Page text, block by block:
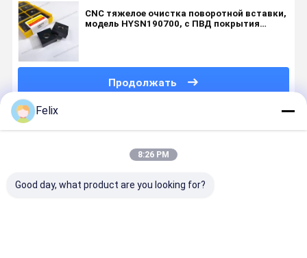
CNC тяжелое очистка поворотной вставки,
модель HYSN190700, с ПВД покрытия
предварительно закаленной стали,
Продолжать
Порекомендованные Продукты
Felix
8:26 PM
Good day, what product are you looking for?